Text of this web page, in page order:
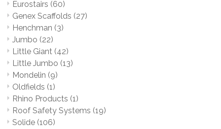
Eurostairs (60)
Genex Scaffolds (27)
Henchman (3)
Jumbo (22)
Little Giant (42)
Little Jumbo (13)
Mondelin (9)
Oldfields (1)
Rhino Products (1)
Roof Safety Systems (19)
Solide (106)